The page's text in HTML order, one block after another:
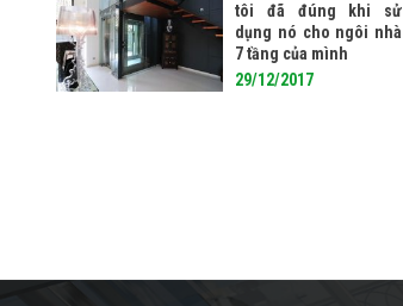
tôi đã đúng khi sử
dụng nó cho ngôi nhà
7 tầng của mình
29/12/2017